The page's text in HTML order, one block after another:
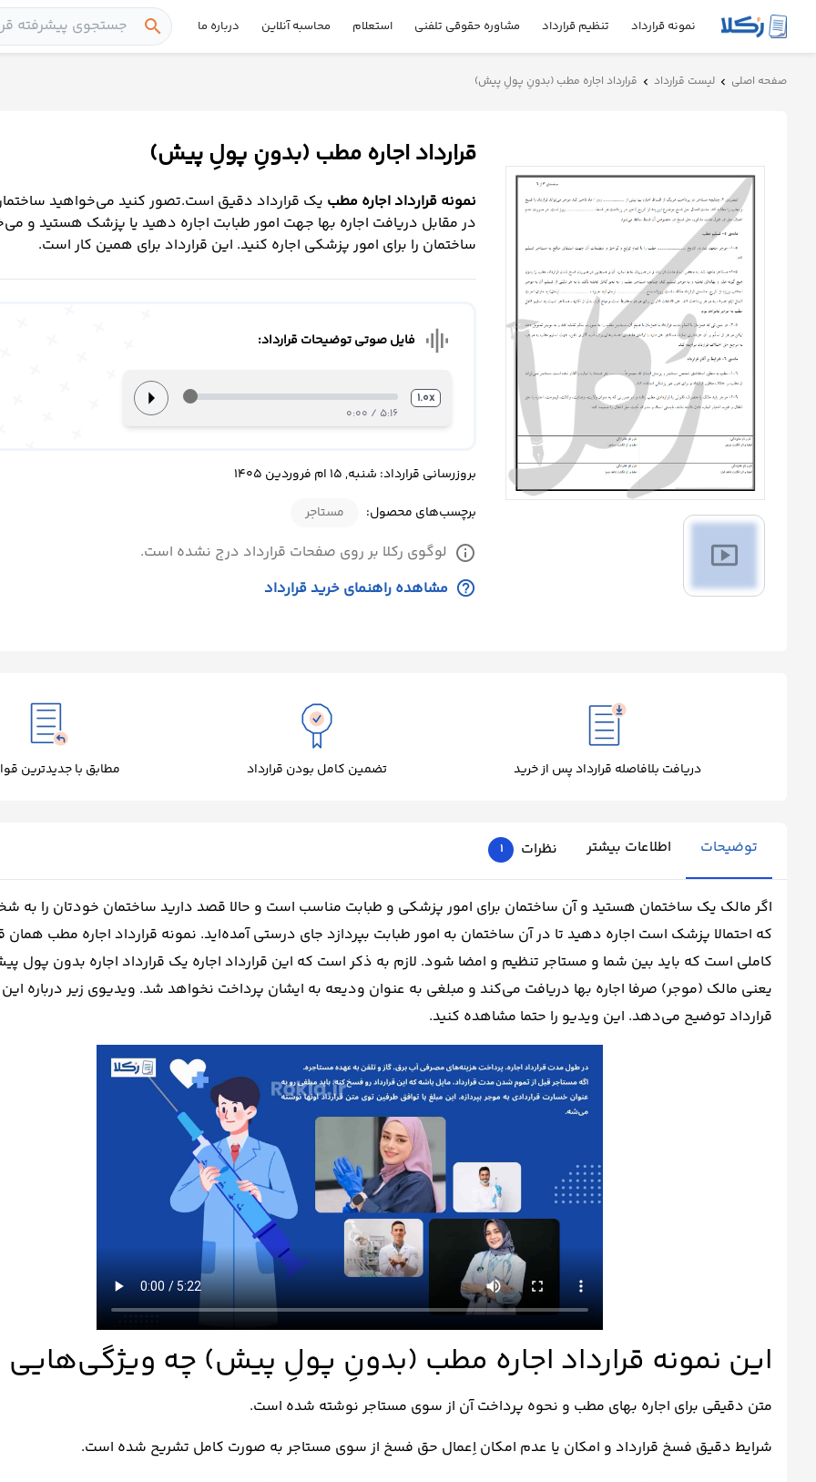
نمونه قرارداد تنظیم قرارداد مشاوره حقوقی تلفنی استعلام محاسبه آنلاین درباره ما search
نمونه
قرارداد
صفحه اصلی chevron_left لیست قرارداد chevron_left قرارداد اجاره مطب (بدونِ پولِ پیش)
smart_display
قرارداد اجاره مطب (بدونِ پولِ پیش)
نمونه قرارداد اجاره مطب یک قرارداد دقیق است.تصور کنید می‌خواهید
در مقابل دریافت اجاره بها جهت امور طبابت اجاره دهید یا پزشک هستید و
ساختمان را برای امور پزشکی اجاره کنید. این قرارداد برای همین کار است.
graphic_eq فایل صوتی توضیحات قرارداد:
1.0x
5:16 / 0:00
arrow_right
بروزرسانی قرارداد: شنبه, 15 ام فروردین 1405
برچسب‌های محصول:
مستاجر
info لوگوی رکلا بر روی صفحات قرارداد درج نشده است.
help_outline مشاهده راهنمای خرید قرارداد
دریافت بلافاصله قرارداد پس از خرید تضمین کامل بودن قرارداد مطابق با جدیدترین
توضیحات اطلاعات بیشتر نظرات 1
اگر مالک یک ساختمان هستید و آن ساختمان برای امور پزشکی و طبابت مناسب است و حالا قصد دارید ساختمان خودتان را
که احتمالا پزشک است اجاره دهید تا در آن ساختمان به امور طبابت بپردازد جای درستی آمده‌اید. نمونه قرارداد اجاره مطب همان
کاملی است که باید بین شما و مستاجر تنظیم و امضا شود. لازم به ذکر است که این قرارداد اجاره یک قرارداد اجاره بدون پول
یعنی مالک (موجر) صرفا اجاره بها دریافت می‌کند و مبلغی به عنوان ودیعه به ایشان پرداخت نخواهد شد. ویدیوی زیر درباره
قرارداد توضیح می‌دهد. این ویدیو را حتما مشاهده کنید.
این نمونه قرارداد اجاره مطب (بدونِ پولِ پیش) چه ویژگی‌هایی
متن دقیقی برای اجاره بهای مطب و نحوه پرداخت آن از سوی مستاجر نوشته شده است.
شرایط دقیق فسخ قرارداد و امکان یا عدم امکان اِعمال حق فسخ از سوی مستاجر به صورت کامل تشریح شده است.